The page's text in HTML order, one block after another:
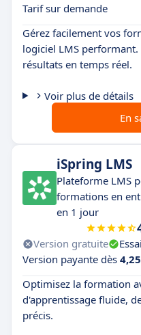
Tarif sur demande
Gérez facilement vos
logiciel LMS performant.
résultats en temps réel.
Voir plus de détails
En
iSpring LMS
Plateforme LMS
formations en
en 1 jour
Version gratuite
Version payante dès
Optimisez la formation
d'apprentissage fluide,
précis.